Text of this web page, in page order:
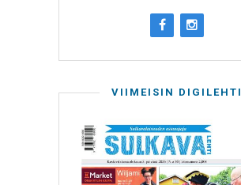
VIIMEISIN DIGILEHTI